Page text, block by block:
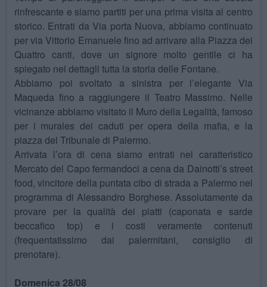
rinfrescante e siamo partiti per una prima visita al centro
storico. Entrati da Via porta Nuova, abbiamo continuato
per via Vittorio Emanuele fino ad arrivare alla Piazza dei
Quattro canti, dove un signore molto gentile ci ha
spiegato nei dettagli tutta la storia delle Fontane.
Abbiamo poi svoltato a sinistra per l’elegante Via
Maqueda fino a raggiungere il Teatro Massimo. Nelle
vicinanze abbiamo visitato il Muro della Legalità, famoso
per i murales dei caduti per opera della mafia, e la
piazza del Tribunale di Palermo.
Arrivata l’ora di cena siamo entrati nel caratteristico
Mercato del Capo fermandoci a cena da Dainotti’s street
food, vincitore della puntata cibo di strada a Palermo nel
programma di Alessandro Borghese. Assolutamente da
provare per la qualità dei piatti (caponata e sarde
beccafico top) e i costi veramente contenuti
(frequentatissimo dai palermitani, consiglio di
prenotare).
Domenica 28/08